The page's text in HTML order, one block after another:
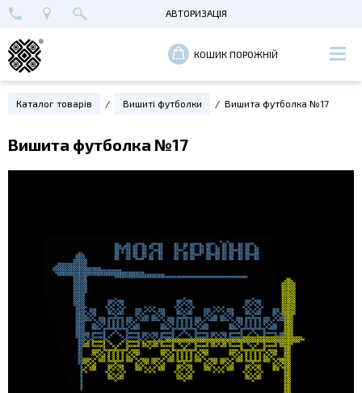
+38 (096) 652-89-00
МАЙСТЕРНЯ В КИЄВІ АВТОРИЗАЦІЯ
РЕЄСТРАЦІЯ
КОШИК ПОРОЖНІЙ
Каталог товарів Вишиті футболки Вишита футболка №17
Вишита футболка №17